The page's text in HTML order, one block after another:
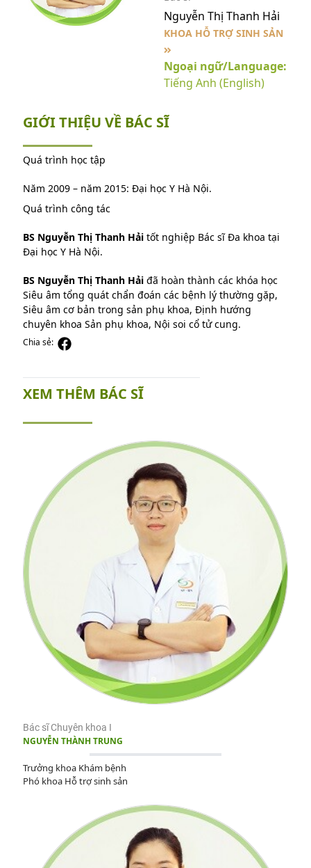
Nguyễn Thị Thanh Hải
KHOA HỖ TRỢ SINH SẢN
Ngoại ngữ/Language:
Tiếng Anh (English)
GIỚI THIỆU VỀ BÁC SĨ
Quá trình học tập
Năm 2009 – năm 2015: Đại học Y Hà Nội.
Quá trình công tác
BS Nguyễn Thị Thanh Hải tốt nghiệp Bác sĩ Đa khoa tại
Đại học Y Hà Nội.
BS Nguyễn Thị Thanh Hải đã hoàn thành các khóa học
Siêu âm tổng quát chẩn đoán các bệnh lý thường gặp,
Siêu âm cơ bản trong sản phụ khoa, Định hướng
chuyên khoa Sản phụ khoa, Nội soi cổ tử cung.
Chia sẻ:
XEM THÊM BÁC SĨ
Bác sĩ Chuyên khoa I
NGUYỄN THÀNH TRUNG
Trưởng khoa Khám bệnh
Phó khoa Hỗ trợ sinh sản